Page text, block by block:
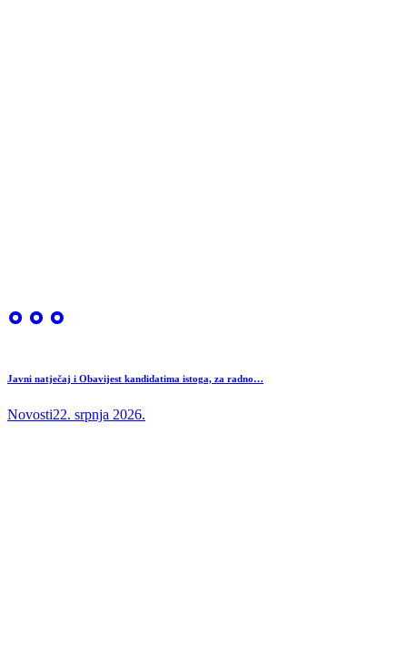
Javni natječaj i Obavijest kandidatima istoga, za radno…
Novosti22. srpnja 2026.